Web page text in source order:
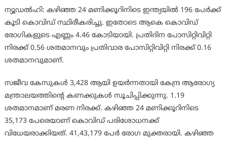
ന്യൂഡല്‍ഹി: കഴിഞ്ഞ 24 മണിക്കൂറിനിടെ ഇന്ത്യയില്‍ 196 പേര്‍ക്ക്
കൂടി കൊവിഡ് സ്ഥിരീകരിച്ചു. ഇതോടെ ആകെ കൊവിഡ്
രോഗികളുടെ എണ്ണം 4.46 കോടിയായി. പ്രതിദിന പോസിറ്റിവിറ്റി
നിരക്ക് 0.56 ശതമാനവും പ്രതിവാര പോസിറ്റിവിറ്റി നിരക്ക് 0.16
ശതമാനവുമാണ്.
സജീവ കേസുകള്‍ 3,428 ആയി ഉയര്‍ന്നതായി കേന്ദ്ര ആരോഗ്യ
മന്ത്രാലയത്തിന്‍റെ കണക്കുകള്‍ സൂചിപ്പിക്കുന്നു. 1.19
ശതമാനമാണ് മരണ നിരക്ക്. കഴിഞ്ഞ 24 മണിക്കൂറിനിടെ
35,173 പേരെയാണ് കൊവിഡ് പരിശോധനക്ക്
വിധേയരാക്കിയത്. 41,43,179 പേര്‍ രോഗ മുക്തരായി. കഴിഞ്ഞ